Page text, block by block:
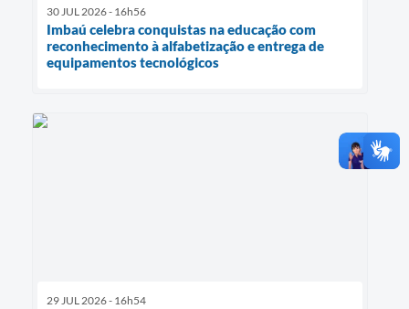
30 JUL 2026 - 16h56
Imbaú celebra conquistas na educação com
reconhecimento à alfabetização e entrega de
equipamentos tecnológicos
29 JUL 2026 - 16h54